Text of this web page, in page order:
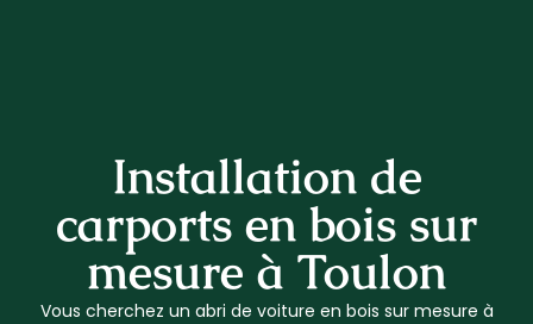
Installation de
carports en bois sur
mesure à Toulon
Vous cherchez un abri de voiture en bois sur mesure à